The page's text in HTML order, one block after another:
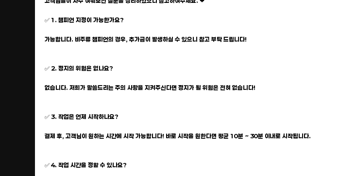
✅ 1. 챔피언 지정이 가능한가요?
가능합니다. 비주류 챔피언의 경우, 추가금이 발생하실 수 있으니 참고 부탁 드립니다!
✅ 2. 정지의 위험은 없나요?
없습니다. 저희가 말씀드리는 주의 사항을 지켜주신다면 정지가 될 위험은 전혀 없습니다!
✅ 3. 작업은 언제 시작하나요?
결제 후, 고객님이 원하는 시간에 시작 가능합니다! 바로 시작을 원한다면 평균 10분 ~ 30분 이내로 시작됩니다.
✅ 4. 작업 시간을 정할 수 있나요?